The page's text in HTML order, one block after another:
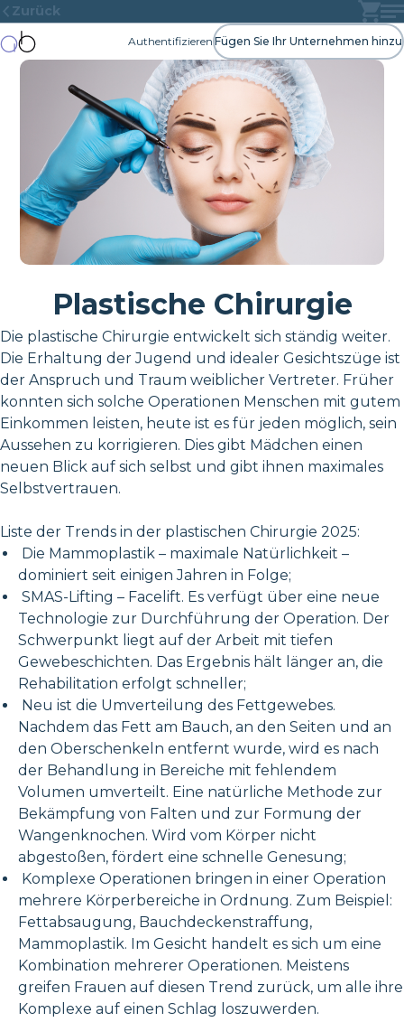
Zurück
Authentifizieren Fügen Sie Ihr Unternehmen hinzu
Plastische Chirurgie
Die plastische Chirurgie entwickelt sich ständig weiter.
Die Erhaltung der Jugend und idealer Gesichtszüge ist
der Anspruch und Traum weiblicher Vertreter. Früher
konnten sich solche Operationen Menschen mit gutem
Einkommen leisten, heute ist es für jeden möglich, sein
Aussehen zu korrigieren. Dies gibt Mädchen einen
neuen Blick auf sich selbst und gibt ihnen maximales
Selbstvertrauen.
Liste der Trends in der plastischen Chirurgie 2025:
Die Mammoplastik – maximale Natürlichkeit –
dominiert seit einigen Jahren in Folge;
SMAS-Lifting – Facelift. Es verfügt über eine neue
Technologie zur Durchführung der Operation. Der
Schwerpunkt liegt auf der Arbeit mit tiefen
Gewebeschichten. Das Ergebnis hält länger an, die
Rehabilitation erfolgt schneller;
Neu ist die Umverteilung des Fettgewebes.
Nachdem das Fett am Bauch, an den Seiten und an
den Oberschenkeln entfernt wurde, wird es nach
der Behandlung in Bereiche mit fehlendem
Volumen umverteilt. Eine natürliche Methode zur
Bekämpfung von Falten und zur Formung der
Wangenknochen. Wird vom Körper nicht
abgestoßen, fördert eine schnelle Genesung;
Komplexe Operationen bringen in einer Operation
mehrere Körperbereiche in Ordnung. Zum Beispiel:
Fettabsaugung, Bauchdeckenstraffung,
Mammoplastik. Im Gesicht handelt es sich um eine
Kombination mehrerer Operationen. Meistens
greifen Frauen auf diesen Trend zurück, um alle ihre
Komplexe auf einen Schlag loszuwerden.